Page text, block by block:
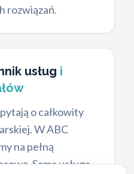
rozwiązań.
usług i
o całkowity
W ABC
na pełną
Sama usługa